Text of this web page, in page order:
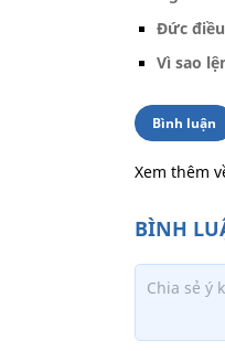
Đức
Vì sao
Bình luận
Xem thêm